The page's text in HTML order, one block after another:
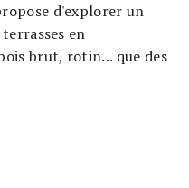
d'explorer un
en
brut, rotin... que des